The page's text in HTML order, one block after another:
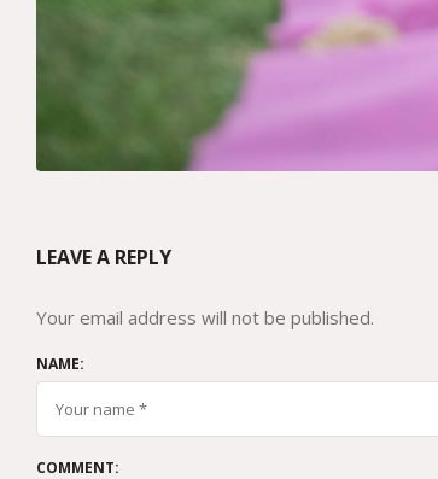
LEAVE A REPLY
Your email address will not be published.
NAME:
COMMENT: